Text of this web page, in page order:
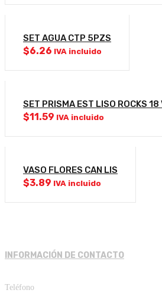
SET AGUA CTP 5PZS
$6.26 IVA incluido
SET PRISMA EST LISO ROCKS 18
$11.59 IVA incluido
VASO FLORES CAN LIS
$3.89 IVA incluido
INFORMACIÓN DE CONTACTO
Teléfono